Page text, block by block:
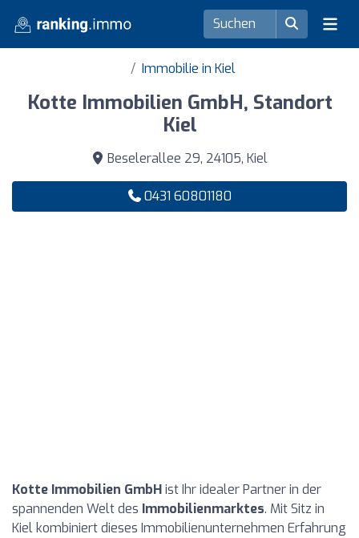
Immobilie in Kiel
Kotte Immobilien GmbH, Standort
Kiel
Beselerallee 29, 24105, Kiel
0431 60801180
Kotte Immobilien GmbHist Ihr idealer Partner in der
spannenden Welt des Immobilienmarktes. Mit Sitz in
Kiel kombiniert dieses Immobilienunternehmen Erfahrung